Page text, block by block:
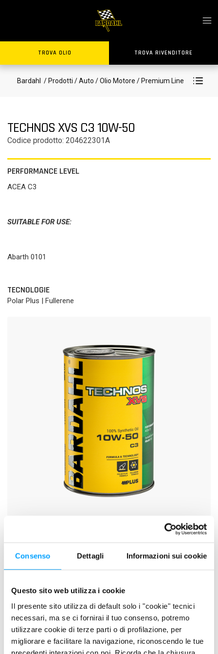
Consenso Dettagli Informazioni sui cookie
Questo sito web utilizza i cookie
Il presente sito utilizza di default solo i "cookie" tecnici
necessari, ma se ci fornirai il tuo consenso, potremo
utilizzare cookie di terze parti o di profilazione, per
migliorare e facilitare la navigazione, riconoscendo le tue
TROVA OLIO TROVA RIVENDITORE
Bardahl / Prodotti / Auto / Olio Motore / Premium Line
TECHNOS XVS C3 10W-50
Codice prodotto: 204622301A
PERFORMANCE LEVEL
ACEA C3
SUITABLE FOR USE:
Abarth 0101
TECNOLOGIE
Polar Plus | Fullerene
DESCRIZIONE
Technos XVS C3 10W-50 è un lubrificante
Premium
Technologymid SAPS, per veicoli benzina e diesel di ultima
generazione equipaggiati con sistemi di post-trattamento dei
gas di scarico. Studiato per motori ad elevate prestazioni che